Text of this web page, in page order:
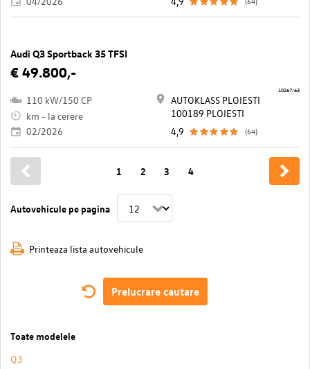
Audi Q3 Sportback 35 TFSI
€ 49.800,-
110 kW/150 CP
km - la cerere
02/2026
AUTOKLASS PLOIESTI
100189 PLOIESTI
4,9
(64)
10267/63
Autovehicule pe pagina
1 2 3 4
Printeaza lista autovehicule
Prelucrare cautare
Toate modelele
Q3